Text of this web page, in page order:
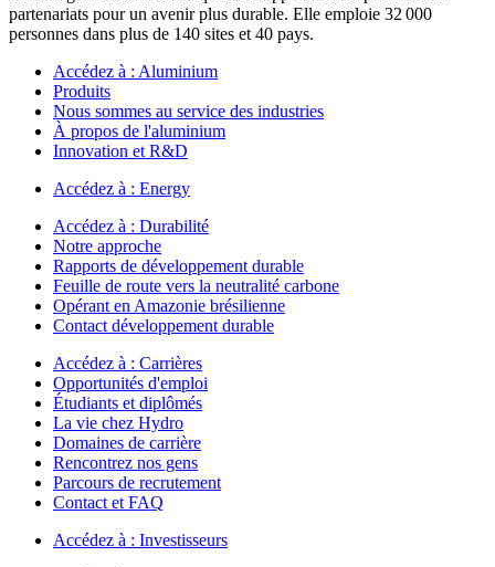
partenariats pour un avenir plus durable. Elle emploie 32 000
personnes dans plus de 140 sites et 40 pays.
Accédez à : Aluminium
Produits
Nous sommes au service des industries
À propos de l'aluminium
Innovation et R&D
Accédez à : Energy
Accédez à : Durabilité
Notre approche
Rapports de développement durable
Feuille de route vers la neutralité carbone
Opérant en Amazonie brésilienne
Contact développement durable
Accédez à : Carrières
Opportunités d'emploi
Étudiants et diplômés
La vie chez Hydro
Domaines de carrière
Rencontrez nos gens
Parcours de recrutement
Contact et FAQ
Accédez à : Investisseurs